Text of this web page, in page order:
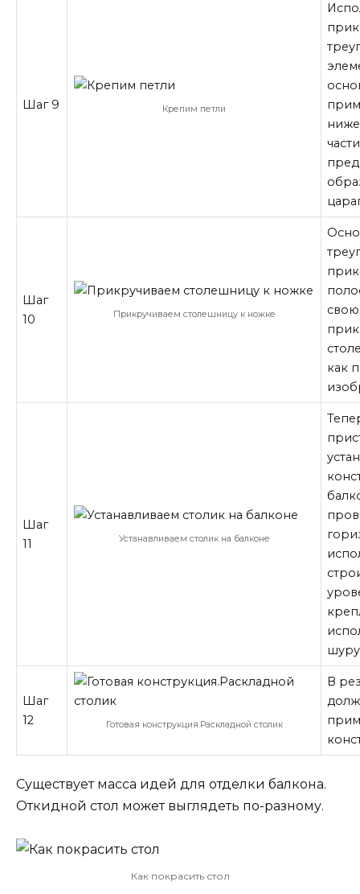
Шаг 9 Крепим петли
Шаг
10
Прикручиваем столешницу к ножке
как
Шаг
11
Устанавливаем столик на балконе
Шаг
12
Готовая конструкция.Раскладной столик
В
Существует масса идей для отделки балкона.
Откидной стол может выглядеть по-разному.
Как покрасить стол